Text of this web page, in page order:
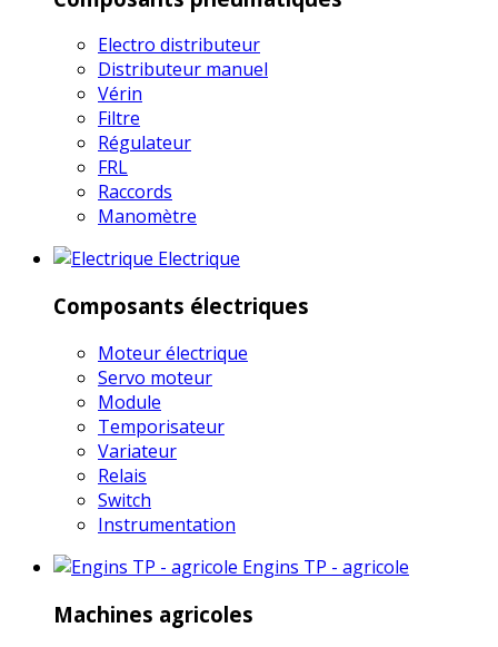
Electro distributeur
Distributeur manuel
Vérin
Filtre
Régulateur
FRL
Raccords
Manomètre
Electrique
Composants électriques
Moteur électrique
Servo moteur
Module
Temporisateur
Variateur
Relais
Switch
Instrumentation
Engins TP - agricole
Machines agricoles